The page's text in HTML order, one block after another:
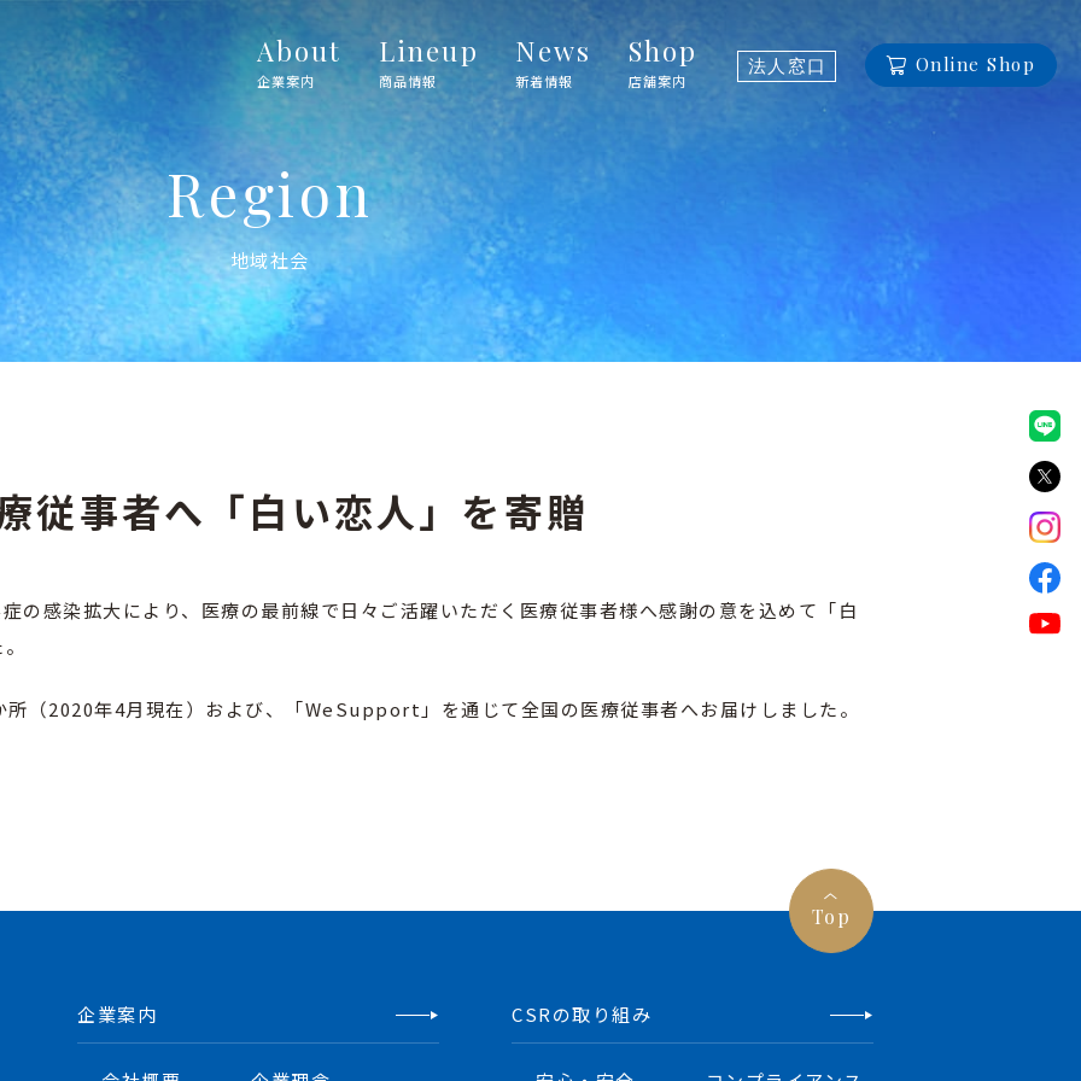
About
企業案内
Lineup
商品情報
News
新着情報
Shop
店舗案内
法人窓口 Online Shop
Region
地域社会
従事者へ「白い恋人」を寄贈
の感染拡大により、医療の最前線で日々ご活躍いただく医療従事者様へ感謝の意を込めて「白
（2020年4月現在）および、「WeSupport」を通じて全国の医療従事者へお届けしました。
Top
企業案内 CSRの取り組み